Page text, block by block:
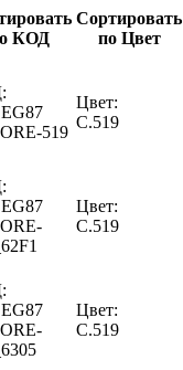
КОД
Сортировать
по Цвет
519
Цвет:
C.519
Цвет:
C.519
Цвет:
C.519